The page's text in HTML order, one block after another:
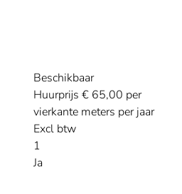
Beschikbaar
Huurprijs € 65,00 per
vierkante meters per jaar
Excl btw
1
Ja